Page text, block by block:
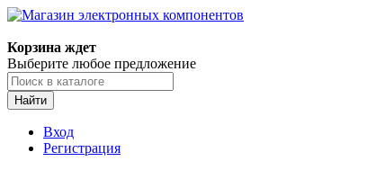
Корзина ждет
Выберите любое предложение
Найти
Вход
Регистрация